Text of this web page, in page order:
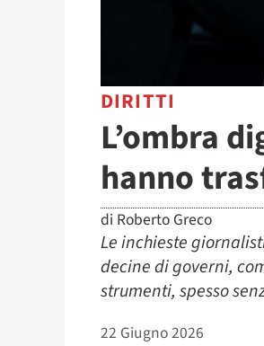
DIRITTI
L’ombra
hanno
di Roberto Greco
Le inchieste
decine di governi,
strumenti, spesso
22 Giugno 2026